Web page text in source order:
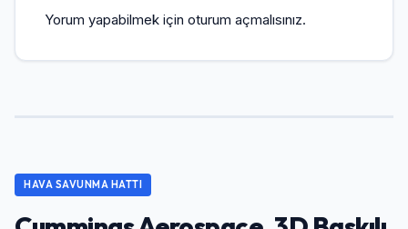
Yorum yapabilmek için oturum açmalısınız.
HAVA SAVUNMA HATTI